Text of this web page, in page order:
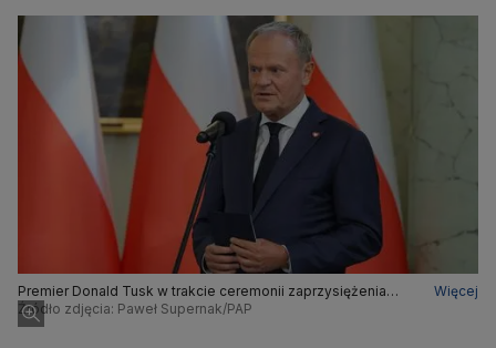
Premier Donald Tusk w trakcie ceremonii zaprzysiężenia
nowych członków rządu w Pałacu Prezydenckim
Więcej
Źródło zdjęcia: Paweł Supernak/PAP